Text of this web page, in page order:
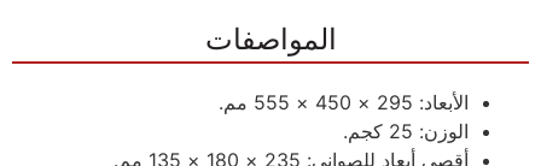
المواصفات
الأبعاد: 295 × 450 × 555 مم.
الوزن: 25 كجم.
أقصى أبعاد للصواني: 235 × 180 × 135 مم.